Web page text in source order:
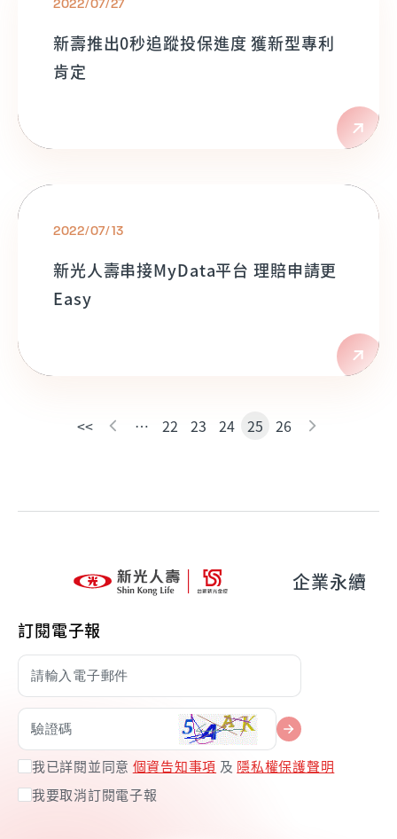
2022/07/27
新壽推出0秒追蹤投保進度 獲新型專利
肯定
2022/07/13
新光人壽串接MyData平台 理賠申請更
Easy
<< … 22 23 24 25 26
企業永續
訂閱電子報
我已詳閱並同意 個資告知事項 及 隱私權保護聲明
我要取消訂閱電子報